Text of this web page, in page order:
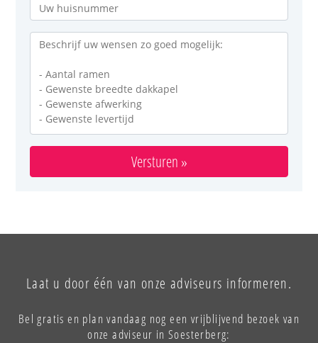
Versturen »
Laat u door één van onze adviseurs informeren.
Bel gratis en plan vandaag nog een vrijblijvend bezoek van
onze adviseur in Soesterberg: